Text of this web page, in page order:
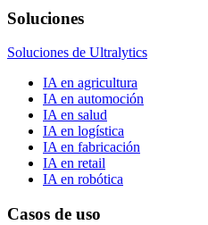
Soluciones
Soluciones de Ultralytics
IA en agricultura
IA en automoción
IA en salud
IA en logística
IA en fabricación
IA en retail
IA en robótica
Casos de uso